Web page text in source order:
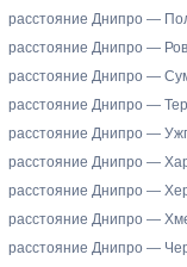
расстояние Днипро —
расстояние Днипро —
расстояние Днипро —
расстояние Днипро —
расстояние Днипро —
расстояние Днипро —
расстояние Днипро —
расстояние Днипро —
расстояние Днипро —